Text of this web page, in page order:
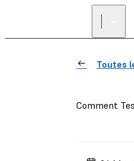
Toutes
Comment